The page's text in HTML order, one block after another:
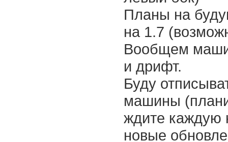
Планы на
на 1.7
Вообщем
и дрифт.
Буду
машины
ждите каждую
новые